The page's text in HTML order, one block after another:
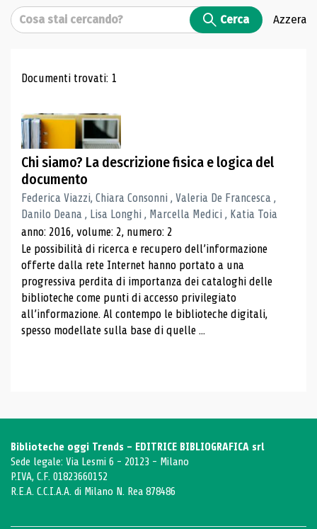
Cerca Cerca Azzera
Risultati di ricerca
Documenti trovati: 1
Chi siamo? La descrizione fisica e logica del
documento
Federica Viazzi, Chiara Consonni , Valeria De Francesca ,
Danilo Deana , Lisa Longhi , Marcella Medici , Katia Toia
anno: 2016, volume: 2, numero: 2
Le possibilità di ricerca e recupero dell’informazione
offerte dalla rete Internet hanno portato a una
progressiva perdita di importanza dei cataloghi delle
biblioteche come punti di accesso privilegiato
all’informazione. Al contempo le biblioteche digitali,
spesso modellate sulla base di quelle ...
Biblioteche oggi Trends - EDITRICE BIBLIOGRAFICA srl
Sede legale: Via Lesmi 6 - 20123 - Milano
P.IVA, C.F. 01823660152
R.E.A. C.C.I.A.A. di Milano N. Rea 878486